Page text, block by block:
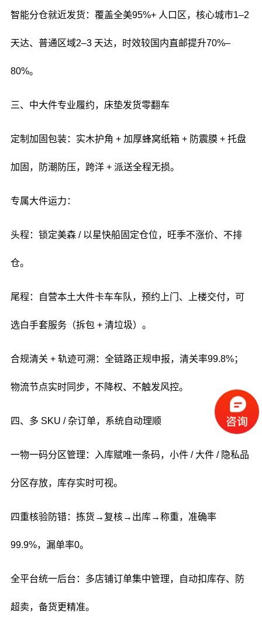
智能分仓就近发货：覆盖全美95%+ 人口区，核心城市1–2
天达、普通区域2–3 天达，时效较国内直邮提升70%–
80%。
三、中大件专业履约，床垫发货零翻车
定制加固包装：实木护角 + 加厚蜂窝纸箱 + 防震膜 + 托盘
加固，防潮防压，跨洋 + 派送全程无损。
专属大件运力：
头程：锁定美森 / 以星快船固定仓位，旺季不涨价、不排
仓。
尾程：自营本土大件卡车车队，预约上门、上楼交付，可
选白手套服务（拆包 + 清垃圾）。
合规清关 + 轨迹可溯：全链路正规申报，清关率99.8%；
物流节点实时同步，不降权、不触发风控。
四、多 SKU / 杂订单，系统自动理顺
一物一码分区管理：入库赋唯一条码，小件 / 大件 / 隐私品
分区存放，库存实时可视。
四重核验防错：拣货→复核→出库→称重，准确率
99.9%，漏单率0。
全平台统一后台：多店铺订单集中管理，自动扣库存、防
超卖，备货更精准。